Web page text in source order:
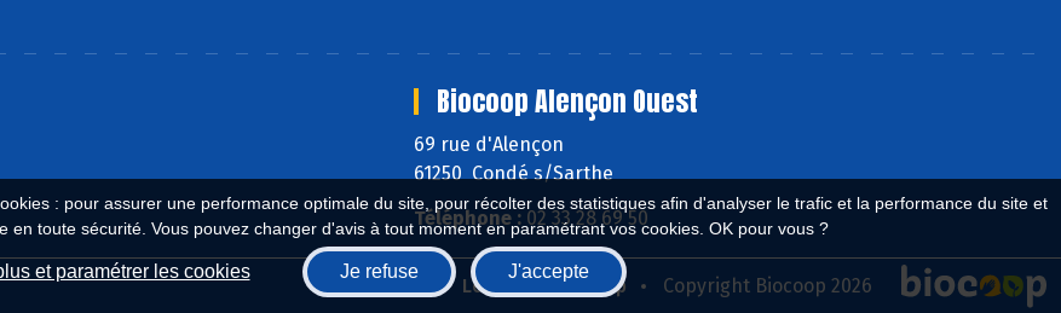
: pour assurer une performance optimale du site, pour récolter des statistiques afin d'analyser le trafic et la performance du site et
en toute sécurité. Vous pouvez changer d'avis à tout moment en paramétrant vos cookies. OK pour vous ?
et paramétrer les cookies Je refuse J'accepte
Biocoop Alençon Ouest
69 rue d'Alençon
61250 Condé s/Sarthe
Téléphone :02 33 28 69 50
Biocoop.fr Le réseau Biocoop Copyright Biocoop 2026